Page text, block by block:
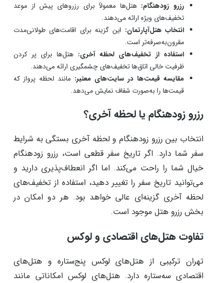
رزرو زودهنگام:هتل‌ها معمولاً برای رزروهای پیش از موعد
تخفیف‌های ویژه ارائه می‌دهند.
انتخاب هتل‌آپارتمان:این گزینه برای اقامت‌های طولانی‌مدت
مقرون‌به‌صرفه‌تر است.
استفاده از تخفیف‌های لحظه آخری:هتل‌ها برای پر کردن
ظرفیت خالی اتاق‌ها تخفیف‌های چشمگیری ارائه می‌دهند.
مقایسه قیمت‌ها در سایت‌های معتبر:مانند لحظه پرواز که
قیمت‌ها را به‌صورت شفاف نمایش می‌دهد.
رزرو زودهنگام یا لحظه آخری؟
انتخاب بین رزرو زودهنگام و لحظه آخری بستگی به شرایط
سفر شما دارد. اگر تاریخ سفر قطعی است، رزرو زودهنگام
خیال شما را راحت می‌کند. اما اگر انعطاف‌پذیری دارید و
می‌توانید تاریخ سفر را تغییر دهید، استفاده از تخفیف‌های
لحظه آخری گزینه‌ای عالی خواهد بود. هر دو امکان در
بخش رزرو هتل موجود است.
تفاوت هتل‌های اقتصادی و لوکس
تهران ترکیبی از هتل‌های لوکس پنج‌ستاره و هتل‌های
اقتصادی سه‌ستاره دارد. هتل‌های لوکس امکاناتی مانند